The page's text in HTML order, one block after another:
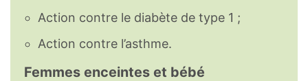
Action contre le diabète de type 1 ;
Action contre l’asthme.
Femmes enceintes et bébé